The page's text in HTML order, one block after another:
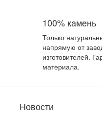
100% камень
Только
напрямую от
изготовителей.
материала.
Новости